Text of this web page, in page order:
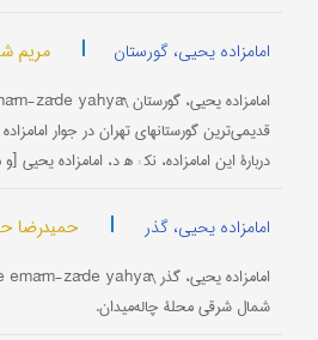
امامزاده یحیى، گورستان | مریم
قدیمی‌ترین گورستانهای تهران در جوار
دربارۀ این امامزاده، نک‍ : ه‍ د، امامزاده یحیى
امامزاده یحیى، گذر | حمیدرضا
شمال شرقی محلۀ چاله‌میدان.